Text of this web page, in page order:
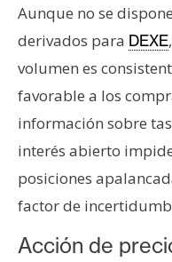
Aunque no se
derivados para DEXE
volumen es
favorable a los
información sobre
interés abierto
posiciones
factor de
Acción de